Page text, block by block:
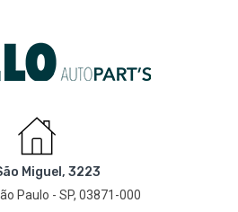
Miguel, 3223
Paulo - SP, 03871-000